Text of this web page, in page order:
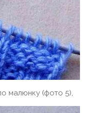
малюнку (фото 5),